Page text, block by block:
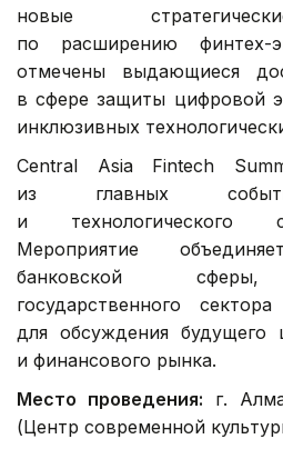
новые
по расширению финтех-
отмечены выдающиеся
в сфере защиты цифровой
инклюзивных
Central Asia Fintech
из главных
и технологического
Мероприятие
банковской сферы,
государственного
для обсуждения будущего
и финансового рынка.
Место проведения: г.
(Центр современной